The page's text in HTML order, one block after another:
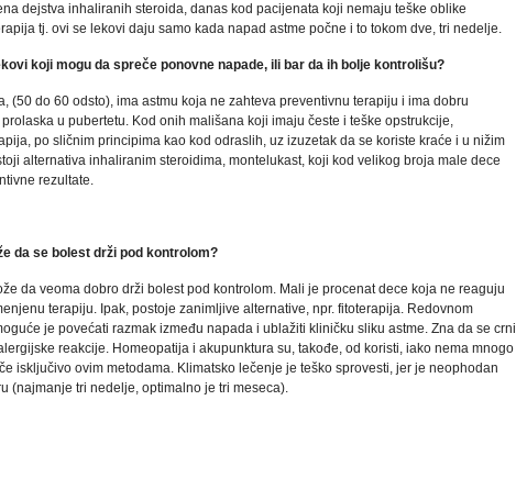
dejstva inhaliranih steroida, danas kod pacijenata koji nemaju teške oblike
tj. ovi se lekovi daju samo kada napad astme počne i to tokom dve, tri nedelje.
koji mogu da spreče ponovne napade, ili bar da ih bolje kontrolišu?
(50 do 60 odsto), ima astmu koja ne zahteva preventivnu terapiju i ima dobru
u pubertetu. Kod onih mališana koji imaju česte i teške opstrukcije,
po sličnim principima kao kod odraslih, uz izuzetak da se koriste kraće i u nižim
alternativa inhaliranim steroidima, montelukast, koji kod velikog broja male dece
rezultate.
da se bolest drži pod kontrolom?
da veoma dobro drži bolest pod kontrolom. Mali je procenat dece koja ne reaguju
terapiju. Ipak, postoje zanimljive alternative, npr. fitoterapija. Redovnom
je povećati razmak između napada i ublažiti kliničku sliku astme. Zna da se crni
reakcije. Homeopatija i akupunktura su, takođe, od koristi, iako nema mnogo
isključivo ovim metodama. Klimatsko lečenje je teško sprovesti, jer je neophodan
(najmanje tri nedelje, optimalno je tri meseca).